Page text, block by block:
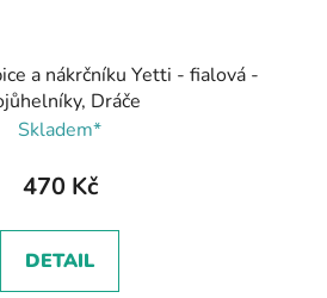
a nákrčníku Yetti - fialová -
Dráče
Skladem*
470 Kč
DETAIL